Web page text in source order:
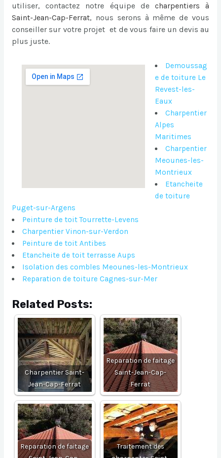
utiliser, contactez notre équipe de charpentiers à
Saint-Jean-Cap-Ferrat, nous serons à même de vous
conseiller sur votre projet et de vous faire un devis au
plus juste.
Demoussag
e de toiture Le
Revest-les-
Eaux
Charpentier
Alpes
Maritimes
Charpentier
Meounes-les-
Montrieux
Etancheite
de toiture
Puget-sur-Argens
Peinture de toit Tourrette-Levens
Charpentier Vinon-sur-Verdon
Peinture de toit Antibes
Etancheite de toit terrasse Aups
Isolation des combles Meounes-les-Montrieux
Reparation de toiture Cagnes-sur-Mer
Related Posts:
Charpentier Saint-
Jean-Cap-Ferrat
Reparation de faitage
Saint-Jean-Cap-
Ferrat
Reparation de faitage
Traitement des